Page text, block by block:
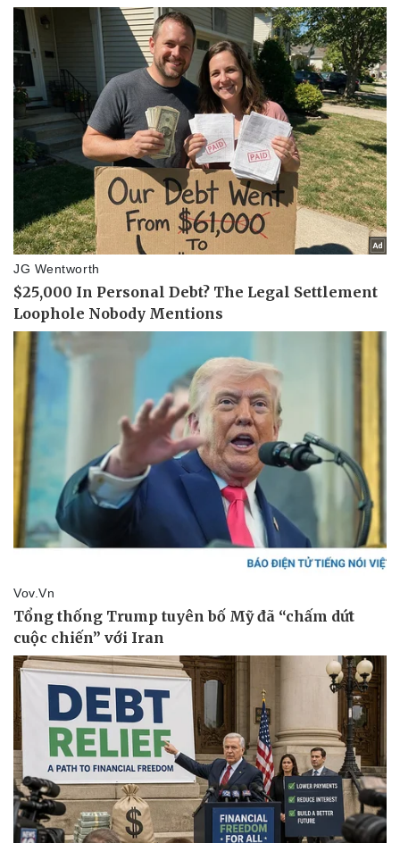
Pháp luật
Vụ án
Tin nóng
Tư vấn luật
Quân sự - Quốc phòng
Vũ khí
Việt Nam
Phân tích